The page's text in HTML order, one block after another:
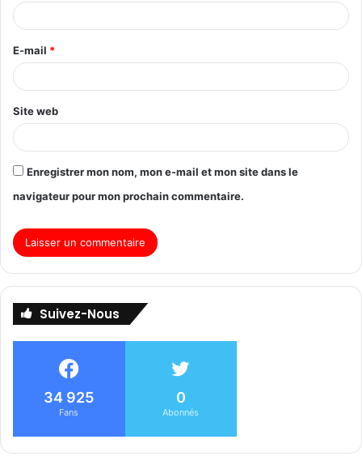
E-mail *
Site web
Enregistrer mon nom, mon e-mail et mon site dans le
navigateur pour mon prochain commentaire.
Suivez-Nous
34 925
Fans
0
Abonnés